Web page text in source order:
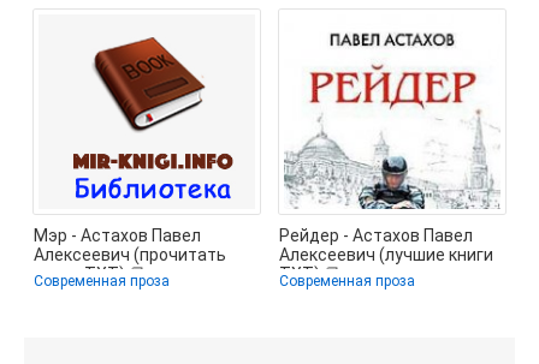
Мэр - Астахов Павел
Алексеевич (прочитать
книгу .TXT) 📗
Современная проза
Рейдер - Астахов Павел
Алексеевич (лучшие книги
TXT) 📗
Современная проза